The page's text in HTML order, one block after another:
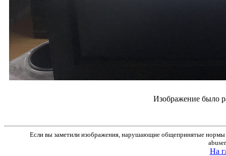
Изображение было
Если вы заметили изображения, нарушающие общепринятые нормы
На